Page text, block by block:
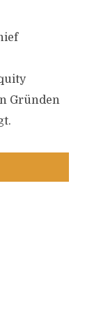
Gründen